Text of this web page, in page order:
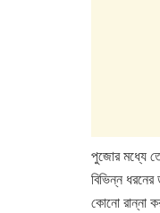
পুজোর মধ্যে
বিভিন্ন
কোনো রান্না